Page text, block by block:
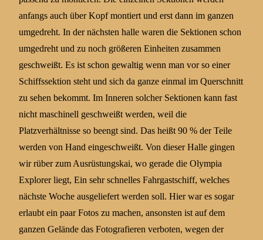
anfangs auch über Kopf montiert und erst dann im ganzen
umgedreht. In der nächsten halle waren die Sektionen schon
umgedreht und zu noch größeren Einheiten zusammen
geschweißt. Es ist schon gewaltig wenn man vor so einer
Schiffssektion steht und sich da ganze einmal im Querschnitt
zu sehen bekommt. Im Inneren solcher Sektionen kann fast
nicht maschinell geschweißt werden, weil die
Platzverhältnisse so beengt sind. Das heißt 90 % der Teile
werden von Hand eingeschweißt. Von dieser Halle gingen
wir rüber zum Ausrüstungskai, wo gerade die Olympia
Explorer liegt, Ein sehr schnelles Fahrgastschiff, welches
nächste Woche ausgeliefert werden soll. Hier war es sogar
erlaubt ein paar Fotos zu machen, ansonsten ist auf dem
ganzen Gelände das Fotografieren verboten, wegen der